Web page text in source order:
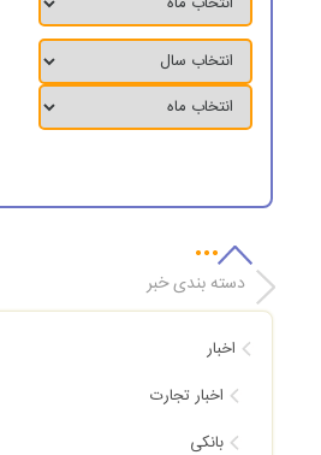
دسته بندی خبر
اخبار
اخبار تجارت
بانکی